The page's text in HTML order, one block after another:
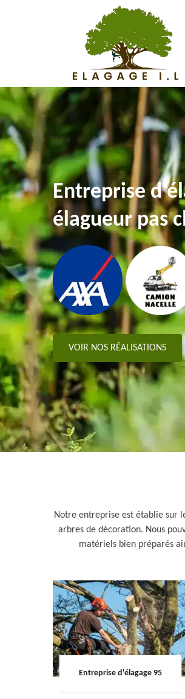
Entreprise
élagueur pas
VOIR NOS RÉALISATIONS
Notre entreprise est établie sur
arbres de décoration. Nous
matériels bien préparés
Entreprise d'élagage 95